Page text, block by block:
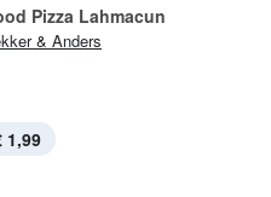
Pizza Lahmacun
& Anders
1,99